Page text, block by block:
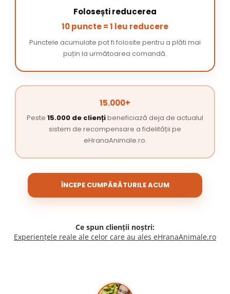
Folosești reducerea
10 puncte = 1 leu reducere
Punctele acumulate pot fi folosite pentru a plăti mai
puțin la următoarea comandă.
15.000+
Peste 15.000 de cliențibeneficiază deja de actualul
sistem de recompensare a fidelității pe
eHranaAnimale.ro.
ÎNCEPE CUMPĂRĂTURILE ACUM
Ce spun clienții noștri:
Experiențele reale ale celor care au ales eHranaAnimale.ro